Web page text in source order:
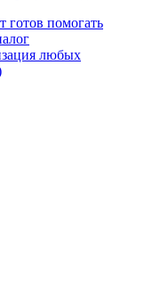
готов помогать
любых